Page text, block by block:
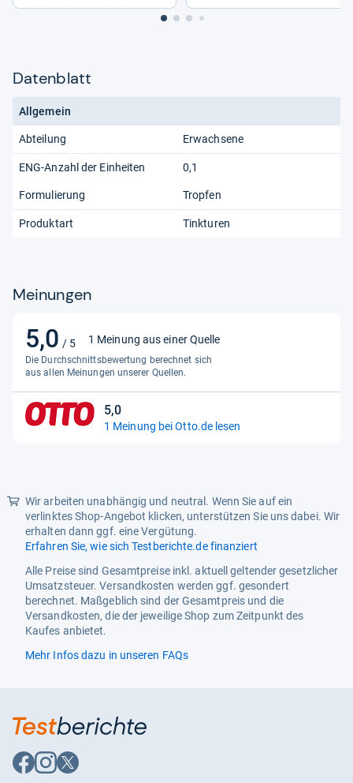
Datenblatt
Allgemein
Abteilung Erwachsene
ENG-Anzahl der Einheiten 0,1
Formulierung Tropfen
Produktart Tinkturen
Meinungen
5,0 / 5
5,0
von
5
Sternen
1 Meinung aus einer Quelle
Die Durchschnittsbewertung berechnet sich
aus allen Meinungen unserer Quellen.
5,0
5,0
von
1 Meinung bei Otto.de lesen
Wir arbeiten unabhängig und neutral. Wenn Sie auf ein
verlinktes Shop-Angebot klicken, unterstützen Sie uns dabei. Wir
erhalten dann ggf. eine Vergütung.
Erfahren Sie, wie sich Testberichte.de finanziert
Alle Preise sind Gesamtpreise inkl. aktuell geltender gesetzlicher
Umsatzsteuer. Versandkosten werden ggf. gesondert
berechnet. Maßgeblich sind der Gesamtpreis und die
Versandkosten, die der jeweilige Shop zum Zeitpunkt des
Kaufes anbietet.
Mehr Infos dazu in unseren FAQs
Auf
Facebook
Auf
Instagram
Auf
X